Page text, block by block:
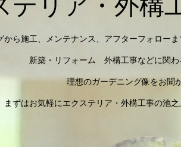
から施工、メンテナンス、アフターフォロー
新築・リフォーム 外構工事などに関わ
理想のガーデニング像をお聞
まずはお気軽にエクステリア・外構工事の池